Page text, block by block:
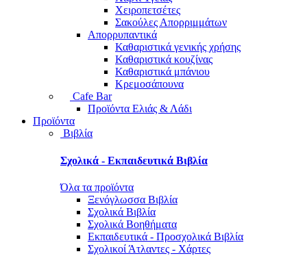
Χειροπετσέτες
Σακούλες Απορριμμάτων
Απορρυπαντικά
Καθαριστικά γενικής χρήσης
Καθαριστικά κουζίνας
Καθαριστικά μπάνιου
Κρεμοσάπουνα
Cafe Bar
Προϊόντα Ελιάς & Λάδι
Προϊόντα
Βιβλία
Σχολικά - Εκπαιδευτικά Βιβλία
Όλα τα προϊόντα
Ξενόγλωσσα Βιβλία
Σχολικά Βιβλία
Σχολικά Βοηθήματα
Εκπαιδευτικά - Προσχολικά Βιβλία
Σχολικοί Άτλαντες - Χάρτες